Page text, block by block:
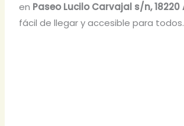
en Paseo Lucilo Carvajal s/n, 18220
fácil de llegar y accesible para todos.